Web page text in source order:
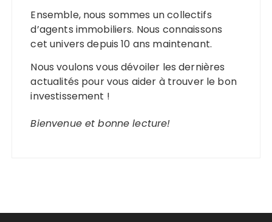
Ensemble, nous sommes un collectifs
d’agents immobiliers. Nous connaissons
cet univers depuis 10 ans maintenant.
Nous voulons vous dévoiler les dernières
actualités pour vous aider à trouver le bon
investissement !
Bienvenue et bonne lecture!